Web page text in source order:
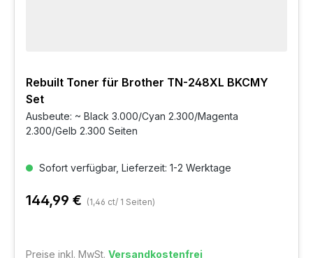
Rebuilt Toner für Brother TN-248XL BKCMY
Set
Ausbeute: ~ Black 3.000/Cyan 2.300/Magenta
2.300/Gelb 2.300 Seiten
Sofort verfügbar, Lieferzeit: 1-2 Werktage
144,99 € (1,46 ct/ 1 Seiten)
Preise inkl. MwSt. Versandkostenfrei